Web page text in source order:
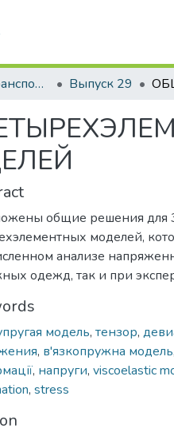
Автомобільний транспорт / Автомобильный транспорт Выпуск 29
общие решения для
моделей,
анализе
одежд, так и при
модель, тензор,
, в'язкопружна модель,
, напруги, viscoelastic
, stress